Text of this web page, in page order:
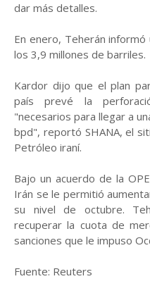
dar más detalles.
En enero, Teherán informó
los 3,9 millones de barriles.
Kardor dijo que el plan
país prevé la
"necesarios para llegar a
bpd", reportó SHANA, el
Petróleo iraní.
Bajo un acuerdo de la
Irán se le permitió
su nivel de octubre.
recuperar la cuota de
sanciones que le impuso
Fuente: Reuters